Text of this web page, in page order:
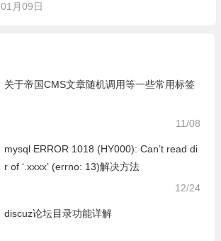
01月09日
关于帝国CMS文章随机调用等一些常用标签
11/08
mysql ERROR 1018 (HY000): Can’t read di
r of ‘.xxxx’ (errno: 13)解决方法
12/24
discuz论坛目录功能详解